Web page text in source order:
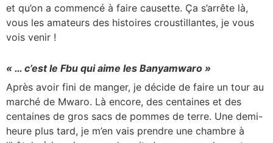
et qu’on a commencé à faire causette. Ça s’arrête là,
vous les amateurs des histoires croustillantes, je vous
vois venir !
« … c’est le Fbu qui aime les Banyamwaro »
Après avoir fini de manger, je décide de faire un tour au
marché de Mwaro. Là encore, des centaines et des
centaines de gros sacs de pommes de terre. Une demi-
heure plus tard, je m’en vais prendre une chambre à